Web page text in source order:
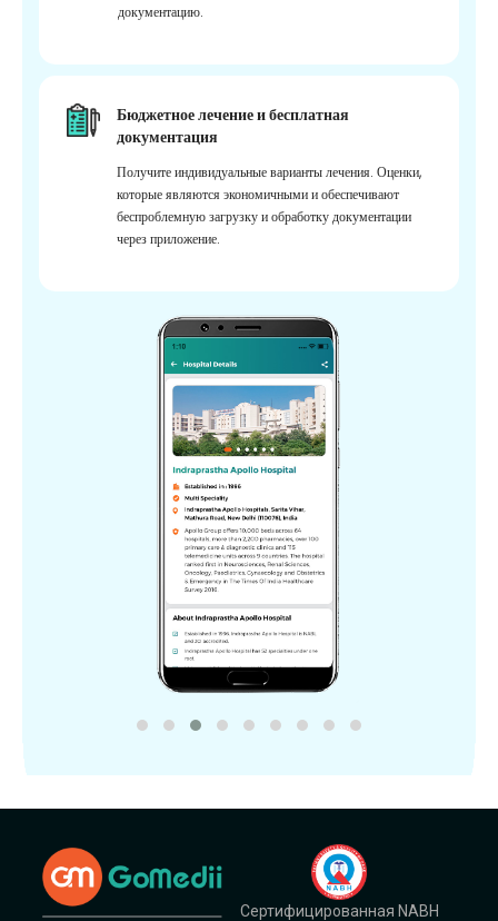
документацию.
Бюджетное лечение и бесплатная
документация
Получите индивидуальные варианты лечения. Оценки,
которые являются экономичными и обеспечивают
беспроблемную загрузку и обработку документации
через приложение.
Сертифицированная NABH